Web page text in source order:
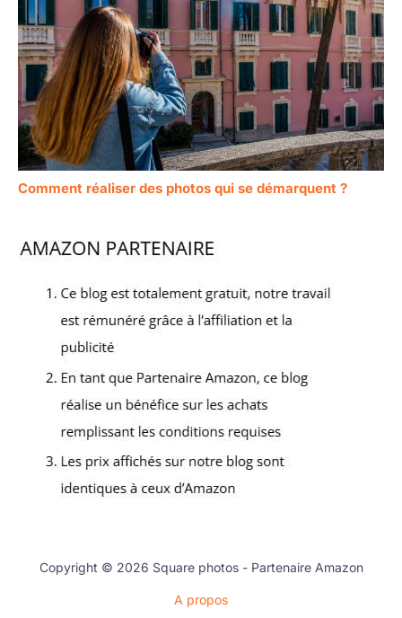
Comment réaliser des photos qui se démarquent ?
Copyright © 2026 Square photos - Partenaire Amazon
A propos